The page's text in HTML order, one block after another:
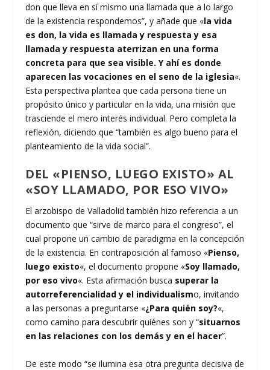
don que lleva en sí mismo una llamada que a lo largo
de la existencia respondemos”, y añade que «la vida
es don, la vida es llamada y respuesta y esa
llamada y respuesta aterrizan en una forma
concreta para que sea visible. Y ahí es donde
aparecen las vocaciones en el seno de la iglesia«.
Esta perspectiva plantea que cada persona tiene un
propósito único y particular en la vida, una misión que
trasciende el mero interés individual. Pero completa la
reflexión, diciendo que “también es algo bueno para el
planteamiento de la vida social”.
DEL «PIENSO, LUEGO EXISTO» AL
«SOY LLAMADO, POR ESO VIVO»
El arzobispo de Valladolid también hizo referencia a un
documento que “sirve de marco para el congreso”, el
cual propone un cambio de paradigma en la concepción
de la existencia. En contraposición al famoso «Pienso,
luego existo«, el documento propone «Soy llamado,
por eso vivo«. Esta afirmación busca superar la
autorreferencialidad y el individualismo, invitando
a las personas a preguntarse «¿Para quién soy?«,
como camino para descubrir quiénes son y “situarnos
en las relaciones con los demás y en el hacer”.
De este modo “se ilumina esa otra pregunta decisiva de